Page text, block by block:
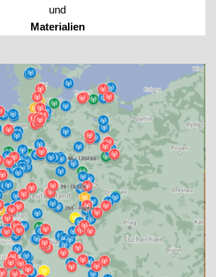
und
Materialien